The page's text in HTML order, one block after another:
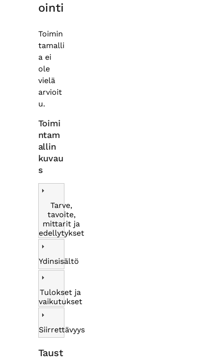
ointi
Toimin
tamalli
a ei
ole
vielä
arvioit
u.
Toimi
ntam
allin
kuvau
s
Tarve,
tavoite,
mittarit ja
edellytykset
Ydinsisältö
Tulokset ja
vaikutukset
Siirrettävyys
Taust